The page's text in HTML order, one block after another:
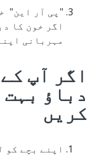
اگر خون کا
مہربانی
اگر آپ
دباؤ بہت
کریں
اپنے بچے کو